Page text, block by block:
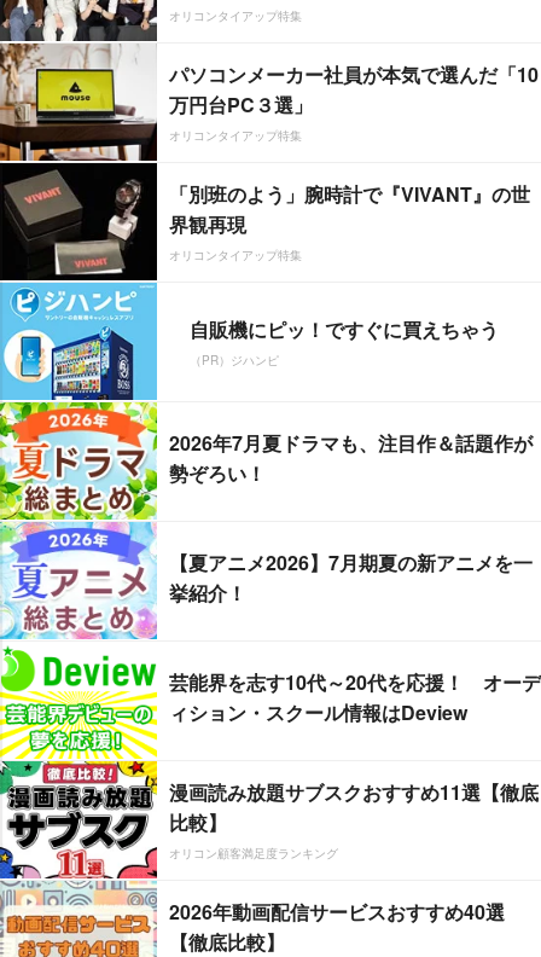
オリコンタイアップ特集
パソコンメーカー社員が本気で選んだ「10
万円台PC３選」
オリコンタイアップ特集
「別班のよう」腕時計で『VIVANT』の世
界観再現
オリコンタイアップ特集
自販機にピッ！ですぐに買えちゃう
（PR）ジハンピ
2026年7月夏ドラマも、注目作＆話題作が
勢ぞろい！
【夏アニメ2026】7月期夏の新アニメを一
挙紹介！
芸能界を志す10代～20代を応援！ オーデ
ィション・スクール情報はDeview
漫画読み放題サブスクおすすめ11選【徹底
比較】
オリコン顧客満足度ランキング
2026年動画配信サービスおすすめ40選
【徹底比較】